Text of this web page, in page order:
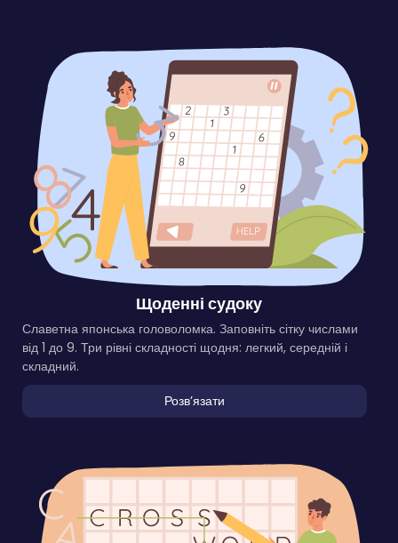
Щоденні судоку
Славетна японська головоломка. Заповніть сітку числами
від 1 до 9. Три рівні складності щодня: легкий, середній і
складний.
Розвʼязати